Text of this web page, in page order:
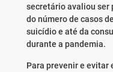
secretário avaliou ser
do número de casos
suicídio e até da
durante a pandemia.
Para prevenir e evitar